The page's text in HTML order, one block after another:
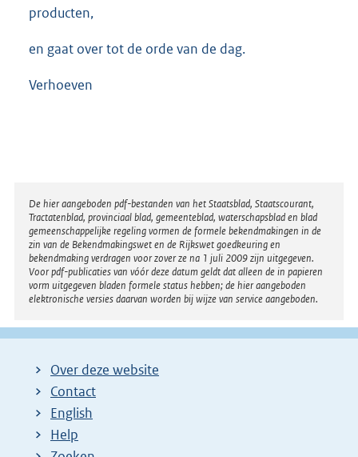
producten,
en gaat over tot de orde van de dag.
Verhoeven
Disclaimer
De hier aangeboden pdf-bestanden van het Staatsblad, Staatscourant,
Tractatenblad, provinciaal blad, gemeenteblad, waterschapsblad en blad
gemeenschappelijke regeling vormen de formele bekendmakingen in de
zin van de Bekendmakingswet en de Rijkswet goedkeuring en
bekendmaking verdragen voor zover ze na 1 juli 2009 zijn uitgegeven.
Voor pdf-publicaties van vóór deze datum geldt dat alleen de in papieren
vorm uitgegeven bladen formele status hebben; de hier aangeboden
elektronische versies daarvan worden bij wijze van service aangeboden.
Over deze website
Contact
English
Help